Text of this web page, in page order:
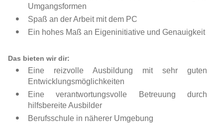
Umgangsformen
Spaß an der Arbeit mit dem PC
Ein hohes Maß an Eigeninitiative und Genauigkeit
Das bieten wir dir:
Eine reizvolle Ausbildung mit sehr guten
Entwicklungsmöglichkeiten
Eine verantwortungsvolle Betreuung durch
hilfsbereite Ausbilder
Berufsschule in näherer Umgebung